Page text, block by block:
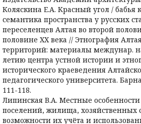
Коляскина Е.А. Красный угол / бабья
семантика пространства у русских
переселенцев Алтая во второй
половине ХХ века // Этнография
территорий: материалы междунар.
летию центра устной истории и
исторического краеведения
педагогического университета.
111-118.
Липинская В.А. Местные
поселений, жилища, хозяйственных
возможности их учёта и